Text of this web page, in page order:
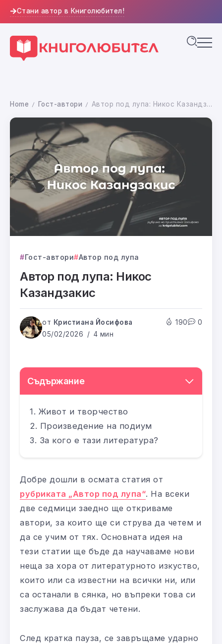
Стани автор в Книголюбител!
Home / Гост-автори / Автор под лупа: Никос Казандзакис
Гост-автори Автор под лупа
Автор под лупа: Никос
Казандзакис
от Кристиана Йосифова
05/02/2026
4 мин
190 0
Съдържание
Живот и творчество
Произведение на подиум
За кого е тази литература?
Добре дошли в осмата статия от
рубриката „Автор под лупа“. На всеки
две седмици заедно ще откриваме
автори, за които ще си струва да четем и
да се учим от тях. Основната идея на
тези статии ще бъде да научаваме нови
неща за хора от литературното изкуство,
които или са известни на всички ни, или
са останали в сянка, но въпреки това си
заслужава да бъдат четени.
След кратка пауза, се завръщаме ударно